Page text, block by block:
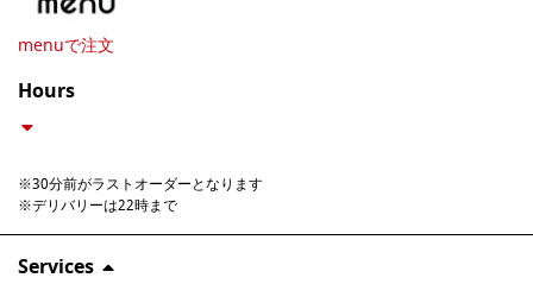
menuで注文
Hours
※30分前がラストオーダーとなります
※デリバリーは22時まで
Services